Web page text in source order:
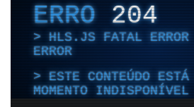
ERRO204
HLS.JS FATAL ERROR
ERROR
ESTE CONTEÚDO
MOMENTO INDISPONÍVEL